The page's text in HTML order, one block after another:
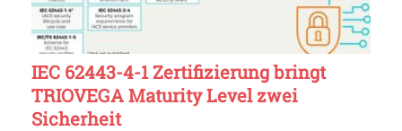
IEC 62443-4-1 Zertifizierung bringt
TRIOVEGA Maturity Level zwei
Sicherheit